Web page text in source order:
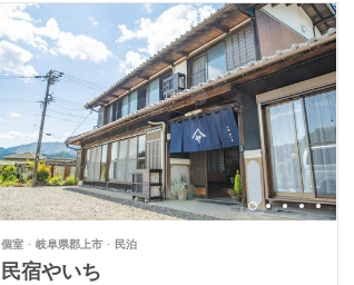
個室 岐阜県郡上市 民泊
民宿やいち